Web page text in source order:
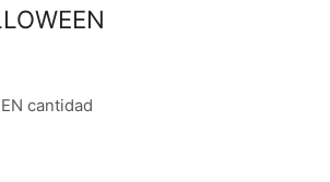
cantidad